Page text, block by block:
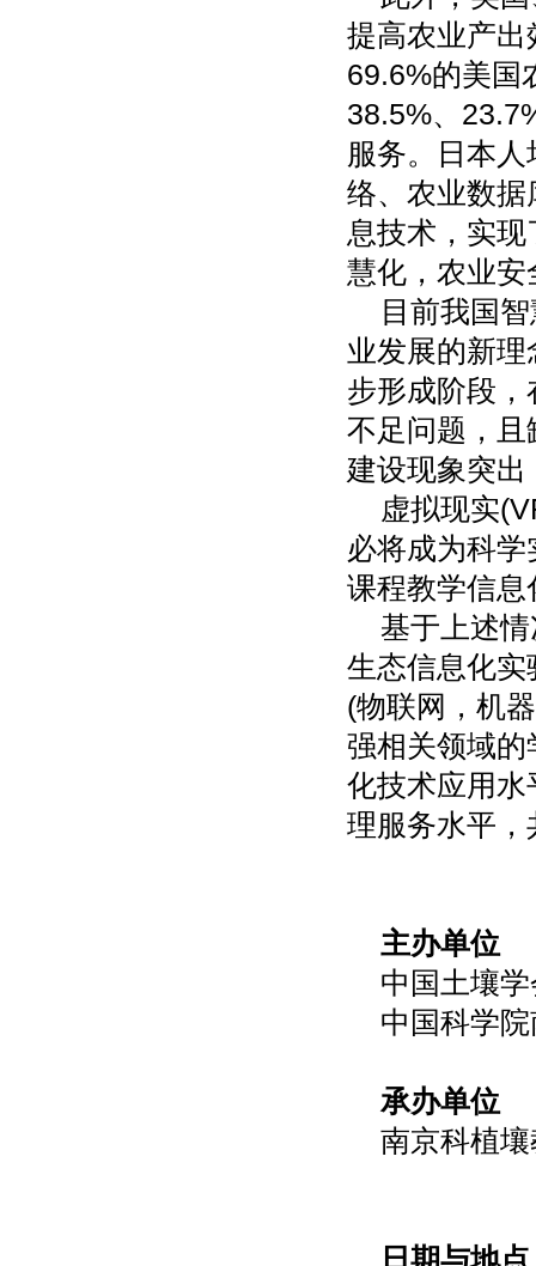
提高农业产
69.6%的美国
38.5%、
服务。日本
络、农业数
息技术，实
慧化，农业
目前我国
业发展的新
步形成阶段
不足问题，
建设现象突
虚拟现实
必将成为科
课程教学信
基于上述
生态信息化实
(物联网，机
强相关领域
化技术应用
理服务水平
主办单位
中国土壤
中国科学
承办单位
南京科植
日期与地点